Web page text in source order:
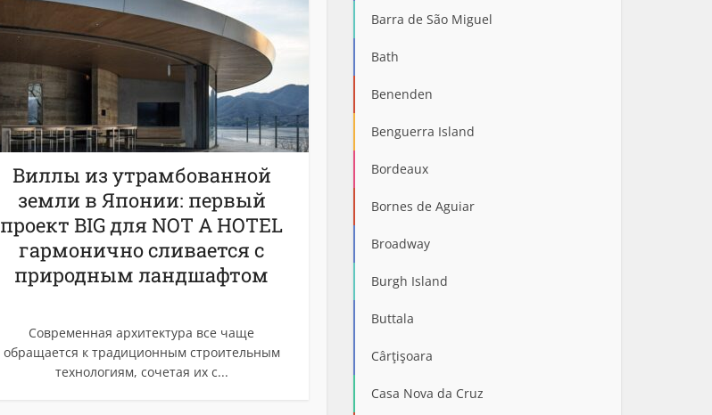
Виллы из утрамбованной
земли в Японии: первый
проект BIG для NOT A HOTEL
гармонично сливается с
природным ландшафтом
Современная архитектура все чаще
обращается к традиционным строительным
технологиям, сочетая их с...
Barra de São Miguel
Bath
Benenden
Benguerra Island
Bordeaux
Bornes de Aguiar
Broadway
Burgh Island
Buttala
Cârţişoara
Casa Nova da Cruz